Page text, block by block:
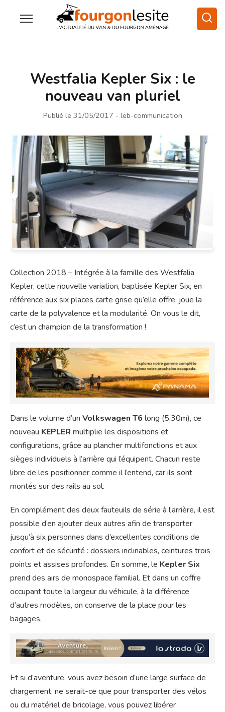
Westfalia Kepler Six : le
nouveau van pluriel
Publié le 31/05/2017 - leb-communication
Collection 2018 – Intégrée à la famille des Westfalia
Kepler, cette nouvelle variation, baptisée Kepler Six, en
référence aux six places carte grise qu’elle offre, joue la
carte de la polyvalence et la modularité. On vous le dit,
c’est un champion de la transformation !
Dans le volume d’un Volkswagen T6 long (5,30m), ce
nouveau KEPLER multiplie les dispositions et
configurations, grâce au plancher multifonctions et aux
sièges individuels à l’arrière qui l’équipent. Chacun reste
libre de les positionner comme il l’entend, car ils sont
montés sur des rails au sol.
En complément des deux fauteuils de série à l’arrière, il est
possible d’en ajouter deux autres afin de transporter
jusqu’à six personnes dans d’excellentes conditions de
confort et de sécurité : dossiers inclinables, ceintures trois
points et assises profondes. En somme, le Kepler Six
prend des airs de monospace familial. Et dans un coffre
occupant toute la largeur du véhicule, à la différence
d’autres modèles, on conserve de la place pour les
bagages.
Et si d’aventure, vous avez besoin d’une large surface de
chargement, ne serait-ce que pour transporter des vélos
ou du matériel de bricolage, vous pouvez libérer